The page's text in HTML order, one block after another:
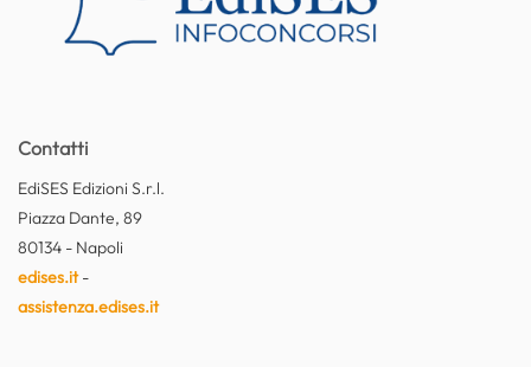
Contatti
EdiSES Edizioni S.r.l.
Piazza Dante, 89
80134 - Napoli
edises.it-
assistenza.edises.it